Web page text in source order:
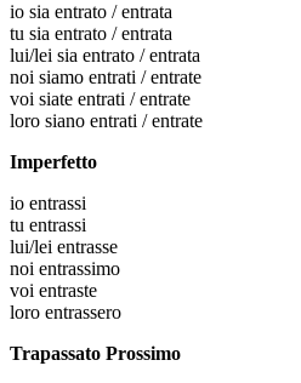
io sia entrato / entrata
tu sia entrato / entrata
lui/lei sia entrato / entrata
noi siamo entrati / entrate
voi siate entrati / entrate
loro siano entrati / entrate
Imperfetto
io entrassi
tu entrassi
lui/lei entrasse
noi entrassimo
voi entraste
loro entrassero
Trapassato Prossimo